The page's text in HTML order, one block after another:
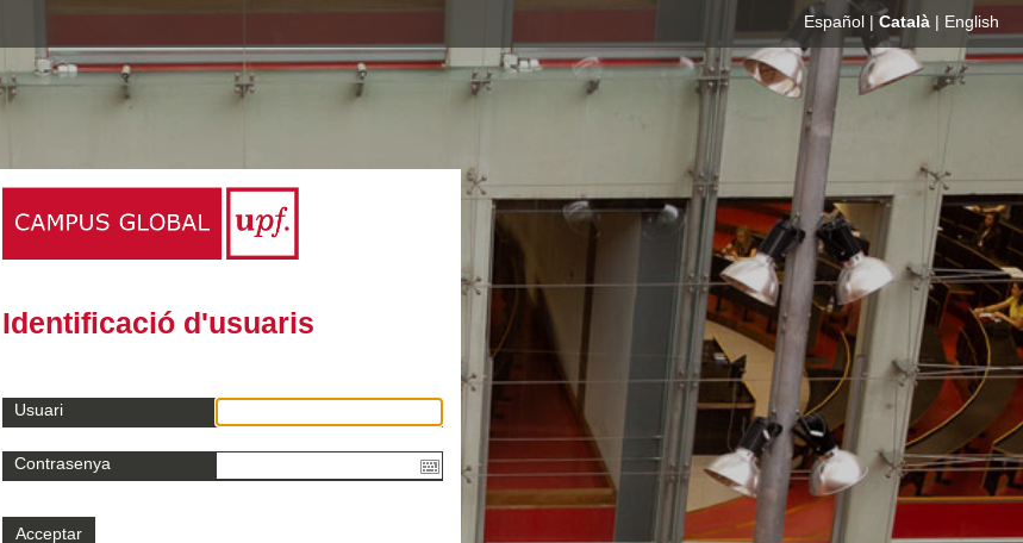
Español | Català | English
Identificació d'usuaris
Usuari
Contrasenya